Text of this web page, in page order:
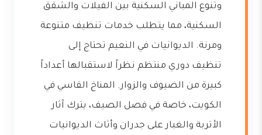
وتنوع المباني السكنية بين الفيلات والشقق
السكنية، مما يتطلب خدمات تنظيف متنوعة
ومرنة. الديوانيات في النعيم تحتاج إلى
تنظيف دوري منتظم نظراً لاستقبالها أعداداً
كبيرة من الضيوف والزوار. المناخ القاسي في
الكويت، خاصة في فصل الصيف، يترك آثار
الأتربة والغبار على جدران وأثاث الديوانيات